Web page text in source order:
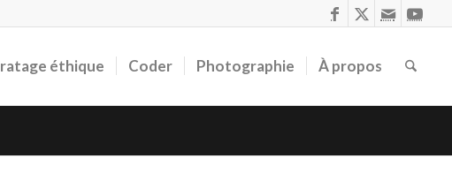
éthique Coder Photographie À propos